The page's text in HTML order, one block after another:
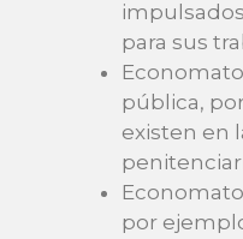
para sus
pública,
existen en
por